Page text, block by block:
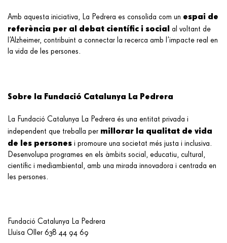
Amb aquesta iniciativa, La Pedrera es consolida com un espai de
referència per al debat científic i social al voltant de
l’Alzheimer, contribuint a connectar la recerca amb l’impacte real en
la vida de les persones.
Sobre la Fundació Catalunya La Pedrera
La Fundació Catalunya La Pedrera és una entitat privada i
independent que treballa per millorar la qualitat de vida
de les persones i promoure una societat més justa i inclusiva.
Desenvolupa programes en els àmbits social, educatiu, cultural,
científic i mediambiental, amb una mirada innovadora i centrada en
les persones.
Fundació Catalunya La Pedrera
Lluïsa Oller 638 44 94 69